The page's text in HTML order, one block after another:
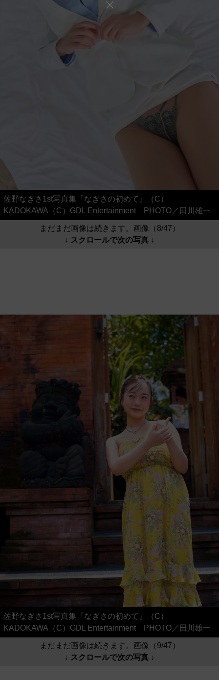
佐野なぎさ1st写真集『なぎさの初めて』（C）
KADOKAWA（C）GDL Entertainment PHOTO／田川雄一
まだまだ画像は続きます。画像（8/47）
↓ スクロールで次の写真 ↓
佐野なぎさ1st写真集『なぎさの初めて』（C）
KADOKAWA（C）GDL Entertainment PHOTO／田川雄一
まだまだ画像は続きます。画像（9/47）
↓ スクロールで次の写真 ↓